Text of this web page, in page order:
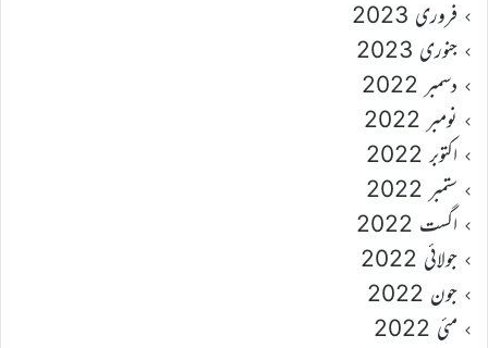
فروری 2023
جنوری 2023
دسمبر 2022
نومبر 2022
اکتوبر 2022
ستمبر 2022
اگست 2022
جولائی 2022
جون 2022
مئی 2022